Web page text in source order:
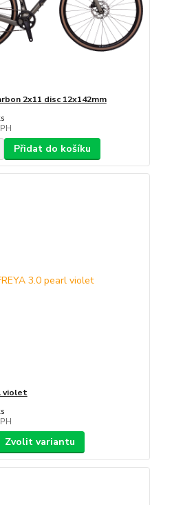
2x11 disc 12x142mm
Přidat do košíku
violet
Zvolit variantu